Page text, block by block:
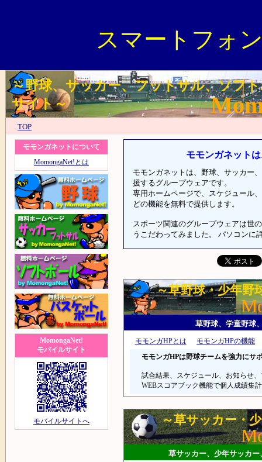
スマートフォ
～野球、サッカー、フットサル、ソフ
サイト～
TOP
モモンガネットについて
MomongaNet!とは
MomongaNet!
モバイルサイト
モバイルサイトへ
モモンガネット
モモンガネットは、野球、サッカー
援するグループウェアです。
専用ホームページで、スケジュール
どの機能を無料で提供します。
スポーツ関連のグループウェアは世
うこだわってみました。 パソコンに
～草野球・少年野
草野球、学童野球
モモンガHPとは
モモンガHPの機能
モモンガHPは野球チームを強力にサ
試合結果、スケジュール、お知らせ
WEBスコアブック機能で個人成績集
～草サッカー・
草サッカー、少年サッカ